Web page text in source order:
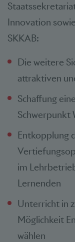
Innovation
SKKAB:
Die weitere
attraktiven
Schaffung
Schwerpunkt
Entkopplung
im
Lernenden
Unterricht in
Möglichkeit
wählen